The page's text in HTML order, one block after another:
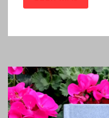
MEDIO
GENE